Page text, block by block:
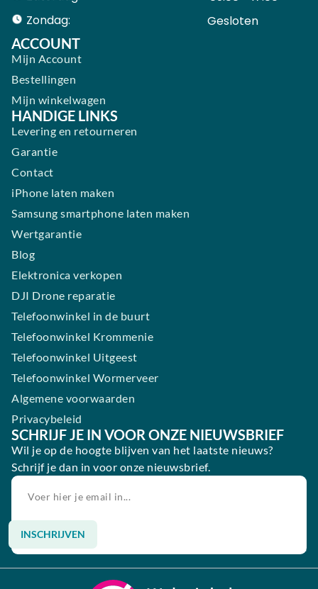
Zondag:
Gesloten ​ ​ ​ ​ ​ ​ ​
ACCOUNT
Mijn Account
Bestellingen
Mijn winkelwagen
HANDIGE LINKS
Levering en retourneren
Garantie
Contact
iPhone laten maken
Samsung smartphone laten maken
Wertgarantie
Blog
Elektronica verkopen
DJI Drone reparatie
Telefoonwinkel in de buurt
Telefoonwinkel Krommenie
Telefoonwinkel Uitgeest
Telefoonwinkel Wormerveer
Algemene voorwaarden
Privacybeleid
SCHRIJF JE IN VOOR ONZE NIEUWSBRIEF
Wil je op de hoogte blijven van het laatste nieuws?
Schrijf je dan in voor onze nieuwsbrief.
INSCHRIJVEN
Alternative: